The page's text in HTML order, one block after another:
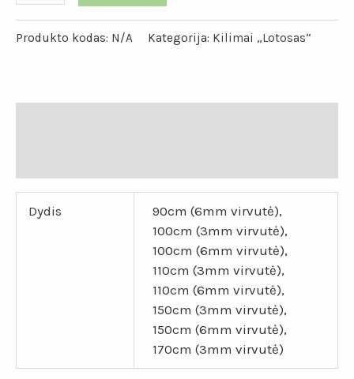
Produkto kodas: N/A Kategorija: Kilimai „Lotosas“
Dydis
90cm (6mm virvutė),
100cm (3mm virvutė),
100cm (6mm virvutė),
110cm (3mm virvutė),
110cm (6mm virvutė),
150cm (3mm virvutė),
150cm (6mm virvutė),
170cm (3mm virvutė)